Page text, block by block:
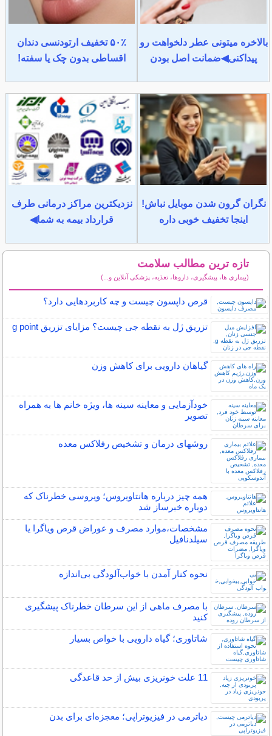
بالاخره میتونی عطر دلخواهت رو
پیداکنی◀ضمانت اصل بودن
۵۰٪ تخفیف ارتودنسی دندان
اقساطی بدون چک یا سفته!
نگران گرون شدن موبایل نباش!
اینجا تخفیف خوبی داره
نزدیکترین مراکز درمانی طرف
قرارداد بیمه به شما◀
تازه ترین مطالب سلامت
(بیماری ها، پیشگیری، داروها، تغذیه، پزشکی آنلاین و...)
قرص داپسون چیست و چه کاربردهایی دارد؟
تزریق ژل به نقطه جی چیست؟ مزایای تزریق g point
گیاهان دارویی برای کاهش وزن
خودآزمایی و معاینه سینه ها، ویژه خانم ها به همراه
تصویر
روشهای درمان و تشخیص رفلاکس معده
همه چیز درباره هانتاویروس؛ ویروسی خطرناک که
دوباره خبرساز شد
مشخصات،موارد مصرف و عوراض قرص ویاگرا یا
سیلدنافیل
نحوه کنار آمدن با خواب‌آلودگی بی‌اندازه
با مصرف ماهی از این سرطان خطرناک پیشگیری
کنید
شاتاوری؛ گیاه دارویی با خواص بسیار
11 علت خونریزی بیش از حد قاعدگی
دیاترمی در فیزیوتراپی؛ معجزه‌ای برای بدن